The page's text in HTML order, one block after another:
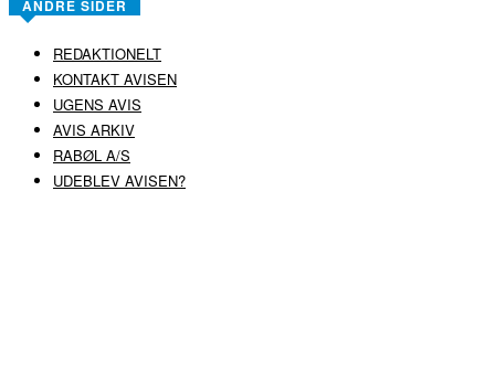
ANDRE SIDER
REDAKTIONELT
KONTAKT AVISEN
UGENS AVIS
AVIS ARKIV
RABØL A/S
UDEBLEV AVISEN?